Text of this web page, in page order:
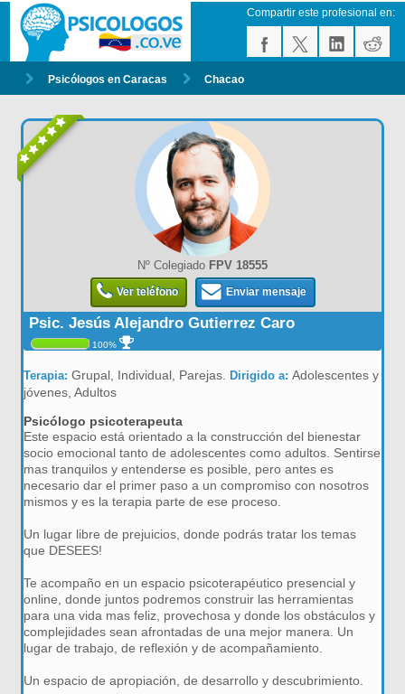
Compartir este profesional en:
Psicólogos en Caracas Chacao
Nº Colegiado FPV 18555
Ver teléfono Enviar mensaje
Psic. Jesús Alejandro Gutierrez Caro
100%
Terapia: Grupal, Individual, Parejas.Dirigido a:Adolescentes y
jóvenes, Adultos
Psicólogo psicoterapeuta
Este espacio está orientado a la construcción del bienestar
socio emocional tanto de adolescentes como adultos. Sentirse
mas tranquilos y entenderse es posible, pero antes es
necesario dar el primer paso a un compromiso con nosotros
mismos y es la terapia parte de ese proceso.
Un lugar libre de prejuicios, donde podrás tratar los temas
que DESEES!
Te acompaño en un espacio psicoterapéutico presencial y
online, donde juntos podremos construir las herramientas
para una vida mas feliz, provechosa y donde los obstáculos y
complejidades sean afrontadas de una mejor manera. Un
lugar de trabajo, de reflexión y de acompañamiento.
Un espacio de apropiación, de desarrollo y descubrimiento.